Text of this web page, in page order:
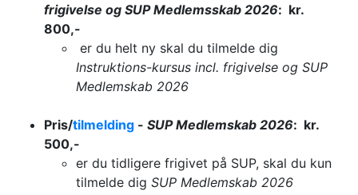
frigivelse og SUP Medlemsskab 2026: kr.
800,-
er du helt ny skal du tilmelde dig
Instruktions-kursus incl. frigivelse og SUP
Medlemskab 2026
Pris/tilmelding - SUP Medlemskab 2026: kr.
500,-
er du tidligere frigivet på SUP, skal du kun
tilmelde dig SUP Medlemskab 2026